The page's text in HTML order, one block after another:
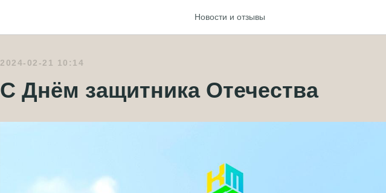
Новости и отзывы
2024-02-21 10:14
С Днём защитника Отечества